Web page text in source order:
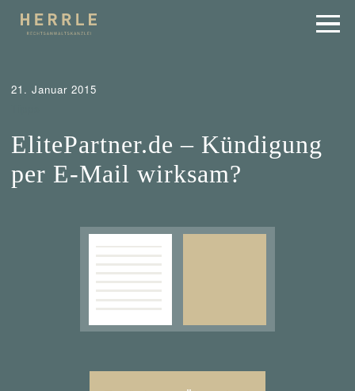
21. Januar 2015
ElitePartner.de – Kündigung
per E-Mail wirksam?